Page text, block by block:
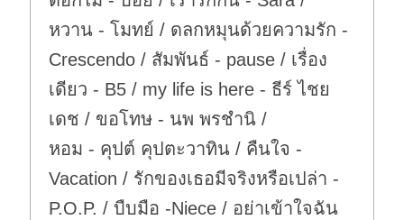
หวาน - โมทย์ / ดลกหมุนด้วยความรัก -
Crescendo / สัมพันธ์ - pause / เรื่อง
เดียว - B5 / my life is here - ธีร์ ไชย
เดช / ขอโทษ - นพ พรชำนิ /
หอม - คุปต์ คุปตะวาทิน / คืนใจ -
Vacation / รักของเธอมีจริงหรือเปล่า -
P.O.P. / บืบมือ -Niece / อย่าเข้าใจฉัน